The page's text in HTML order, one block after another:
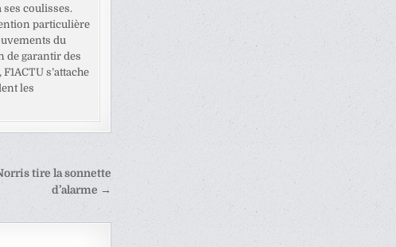
ses coulisses.
particulière
du
de garantir des
s’attache
les
tire la sonnette
d’alarme →